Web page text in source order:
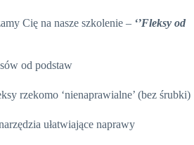
Cię na nasze szkolenie – ‘’Fleksy od
od podstaw
rzekomo ‘nienaprawialne’ (bez śrubki)
ułatwiające naprawy